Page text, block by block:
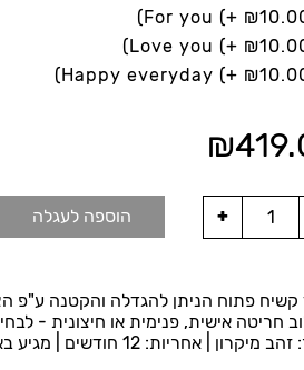
For you (+ ₪
Love you (+ ₪
Happy everyday (+ ₪
₪
הוספה לעגלה
קשיח פתוח הניתן להגדלה והקטנה ע"פ
חריטה אישית, פנימית או חיצונית -
| אחריות: 12 חודשים | מגיע באריזת מתנה.